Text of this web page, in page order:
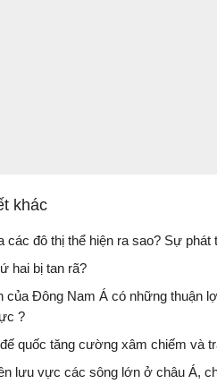
khác
các đô thị thể hiện ra sao? Sự phát
hai bị tan rã?
của Đông Nam Á có những thuận
?
quốc tăng cường xâm chiếm và
lưu vực các sông lớn ở châu Á,